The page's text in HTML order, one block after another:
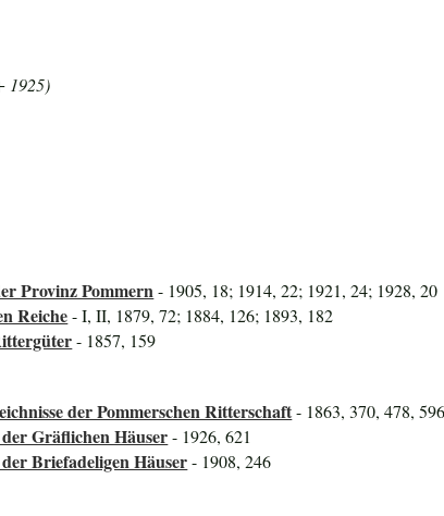
1925)
Provinz Pommern- 1905, 18; 1914, 22; 1921, 24; 1928, 20
Reiche- I, II, 1879, 72; 1884, 126; 1893, 182
- 1857, 159
der Pommerschen Ritterschaft- 1863, 370, 478, 596
der Gräflichen Häuser- 1926, 621
der Briefadeligen Häuser- 1908, 246